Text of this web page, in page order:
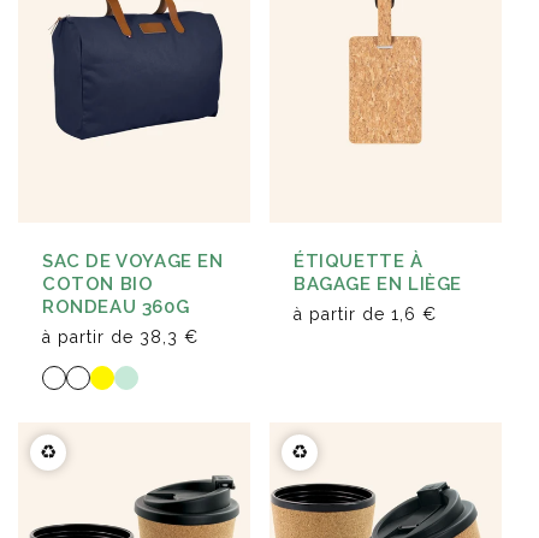
SAC DE VOYAGE EN
COTON BIO
RONDEAU 360G
à partir de 38,3 €
ÉTIQUETTE À
BAGAGE EN LIÈGE
à partir de 1,6 €
♻️ ♻️